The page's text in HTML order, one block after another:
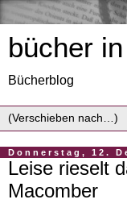
bücher
Bücherblog
Donnerstag, 12.
Leise rieselt
Macomber